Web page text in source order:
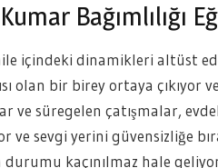
Bağımlılığı
içindeki dinamikleri altüst
olan bir birey ortaya çıkıyor
ve süregelen çatışmalar,
sevgi yerini güvensizliğe
kaçınılmaz hale